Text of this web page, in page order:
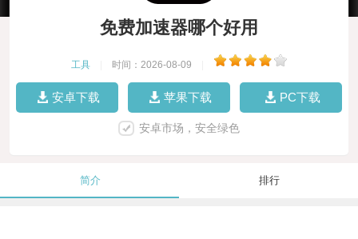
免费加速器哪个好用
工具 时间：2026-08-09
安卓下载 苹果下载 PC下载
安卓市场，安全绿色
简介 排行